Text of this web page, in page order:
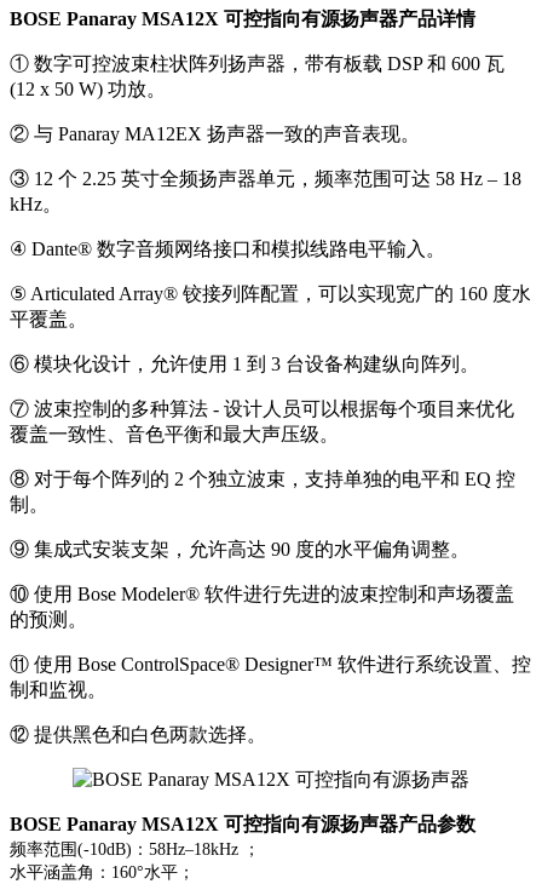
BOSE Panaray MSA12X 可控指向有源扬声器产品详情
① 数字可控波束柱状阵列扬声器，带有板载 DSP 和 600 瓦
(12 x 50 W) 功放。
② 与 Panaray MA12EX 扬声器一致的声音表现。
③ 12 个 2.25 英寸全频扬声器单元，频率范围可达 58 Hz – 18
kHz。
④ Dante® 数字音频网络接口和模拟线路电平输入。
⑤ Articulated Array® 铰接列阵配置，可以实现宽广的 160 度水
平覆盖。
⑥ 模块化设计，允许使用 1 到 3 台设备构建纵向阵列。
⑦ 波束控制的多种算法 - 设计人员可以根据每个项目来优化
覆盖一致性、音色平衡和最大声压级。
⑧ 对于每个阵列的 2 个独立波束，支持单独的电平和 EQ 控
制。
⑨ 集成式安装支架，允许高达 90 度的水平偏角调整。
⑩ 使用 Bose Modeler® 软件进行先进的波束控制和声场覆盖
的预测。
⑪ 使用 Bose ControlSpace® Designer™ 软件进行系统设置、控
制和监视。
⑫ 提供黑色和白色两款选择。
BOSE Panaray MSA12X 可控指向有源扬声器产品参数
频率范围(-10dB)：58Hz–18kHz ；
水平涵盖角：160°水平；